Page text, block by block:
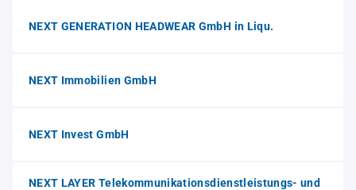
NEXT GENERATION HEADWEAR GmbH in Liqu.
NEXT Immobilien GmbH
NEXT Invest GmbH
NEXT LAYER Telekommunikationsdienstleistungs- und